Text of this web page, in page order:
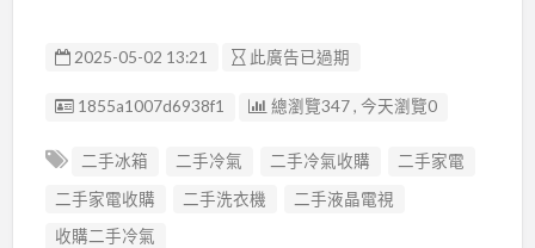
2025-05-02 13:21 此廣告已過期
廣告编號
1855a1007d6938f1 總瀏覽347 , 今天瀏覽0
二手冰箱 二手冷氣 二手冷氣收購
二手家電
二手家電收購
二手洗衣機
二手液晶電視
收購二手冷氣